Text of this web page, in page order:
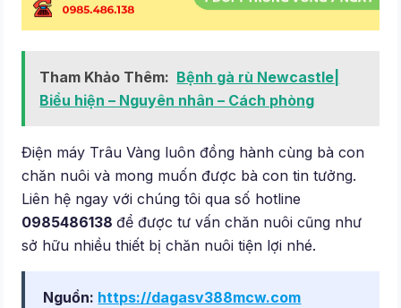
Tham Khảo Thêm: Bệnh gà rù Newcastle|
Biểu hiện – Nguyên nhân – Cách phòng
Điện máy Trâu Vàng luôn đồng hành cùng bà con
chăn nuôi và mong muốn được bà con tin tưởng.
Liên hệ ngay với chúng tôi qua số hotline
0985486138để được tư vấn chăn nuôi cũng như
sở hữu nhiều thiết bị chăn nuôi tiện lợi nhé.
Nguồn: https://dagasv388mcw.com